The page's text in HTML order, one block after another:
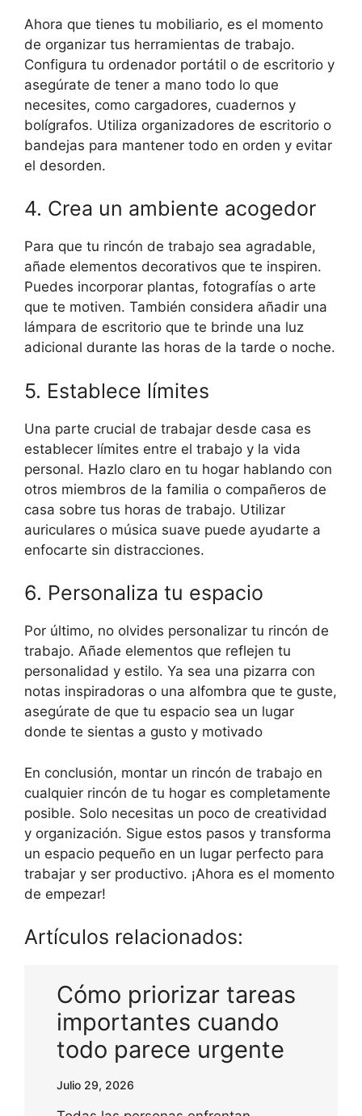
Ahora que tienes tu mobiliario, es el momento
de organizar tus herramientas de trabajo.
Configura tu ordenador portátil o de escritorio y
asegúrate de tener a mano todo lo que
necesites, como cargadores, cuadernos y
bolígrafos. Utiliza organizadores de escritorio o
bandejas para mantener todo en orden y evitar
el desorden.
4. Crea un ambiente acogedor
Para que tu rincón de trabajo sea agradable,
añade elementos decorativos que te inspiren.
Puedes incorporar plantas, fotografías o arte
que te motiven. También considera añadir una
lámpara de escritorio que te brinde una luz
adicional durante las horas de la tarde o noche.
5. Establece límites
Una parte crucial de trabajar desde casa es
establecer límites entre el trabajo y la vida
personal. Hazlo claro en tu hogar hablando con
otros miembros de la familia o compañeros de
casa sobre tus horas de trabajo. Utilizar
auriculares o música suave puede ayudarte a
enfocarte sin distracciones.
6. Personaliza tu espacio
Por último, no olvides personalizar tu rincón de
trabajo. Añade elementos que reflejen tu
personalidad y estilo. Ya sea una pizarra con
notas inspiradoras o una alfombra que te guste,
asegúrate de que tu espacio sea un lugar
donde te sientas a gusto y motivado
En conclusión, montar un rincón de trabajo en
cualquier rincón de tu hogar es completamente
posible. Solo necesitas un poco de creatividad
y organización. Sigue estos pasos y transforma
un espacio pequeño en un lugar perfecto para
trabajar y ser productivo. ¡Ahora es el momento
de empezar!
Artículos relacionados:
Cómo priorizar tareas
importantes cuando
todo parece urgente
Julio 29, 2026